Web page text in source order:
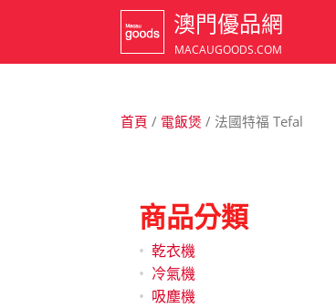
澳門優品網
MACAUGOODS.COM
首頁 / 電飯煲 / 法國特福 Tefal
商品分類
乾衣機
冷氣機
吸塵機